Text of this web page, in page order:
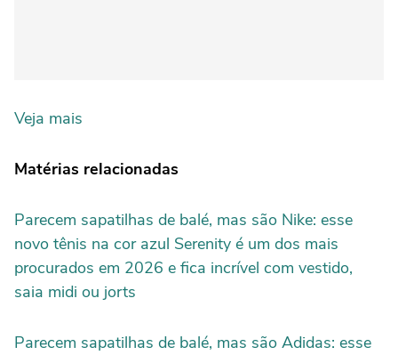
Veja mais
Matérias relacionadas
Parecem sapatilhas de balé, mas são Nike: esse
novo tênis na cor azul Serenity é um dos mais
procurados em 2026 e fica incrível com vestido,
saia midi ou jorts
Parecem sapatilhas de balé, mas são Adidas: esse